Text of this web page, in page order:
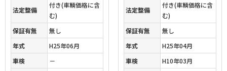
法定整備
付き(車輌価格に含
む)
保証有無
無し
年式
H25年06月
車検
－
法定整備
付き(車輌価格に含
む)
保証有無
無し
年式
H25年04月
車検
H10年03月